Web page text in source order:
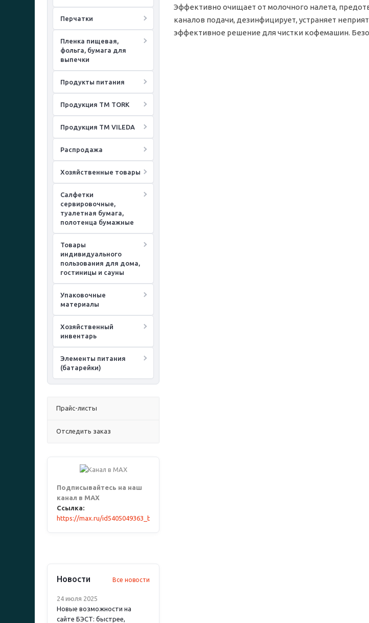
Перчатки
Пленка пищевая,
фольга, бумага для
выпечки
Продукты питания
Продукция ТМ TORK
Продукция ТМ VILEDA
Распродажа
Хозяйственные товары
Салфетки
сервировочные,
туалетная бумага,
полотенца бумажные
Товары
индивидуального
пользования для дома,
гостиницы и сауны
Упаковочные
материалы
Хозяйственный
инвентарь
Элементы питания
(батарейки)
Прайс-листы
Отследить заказ
Подписывайтесь на наш
канал в MAX
Ссылка:
https://max.ru/id5405049363_biz
Новости Все новости
24 июля 2025
Новые возможности на
сайте БЭСТ: быстрее,
Эффективно очищает от молочного налета,
каналов подачи, дезинфицирует, устраняет
эффективное решение для чистки кофемашин.